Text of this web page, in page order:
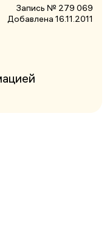
Запись № 279 069
Добавлена 16.11.2011